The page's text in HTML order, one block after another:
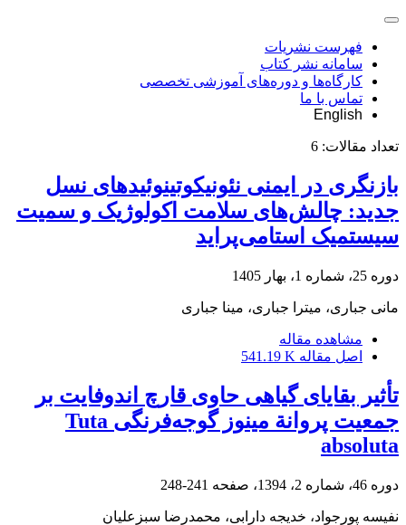
فهرست نشریات
سامانه نشر کتاب
کارگاه‌ها و دوره‌های آموزشی تخصصی
تماس با ما
English
تعداد مقالات: 6
بازنگری در ایمنی نئونیکوتینوئیدهای نسل
جدید: چالش‌های سلامت اکولوژیک و سمیت
سیستمیک استامی‌پراید
دوره 25، شماره 1، بهار 1405
مانی جباری، میترا جباری، مینا جباری
مشاهده مقاله
اصل مقاله 541.19 K
تأثیر بقایای گیاهی حاوی قارچ اندوفایت بر
جمعیت پروانة مینوز گوجه‌فرنگی Tuta
absoluta
دوره 46، شماره 2، 1394، صفحه 241-248
نفیسه پورجواد، خدیجه دارابی، محمدرضا سبزعلیان